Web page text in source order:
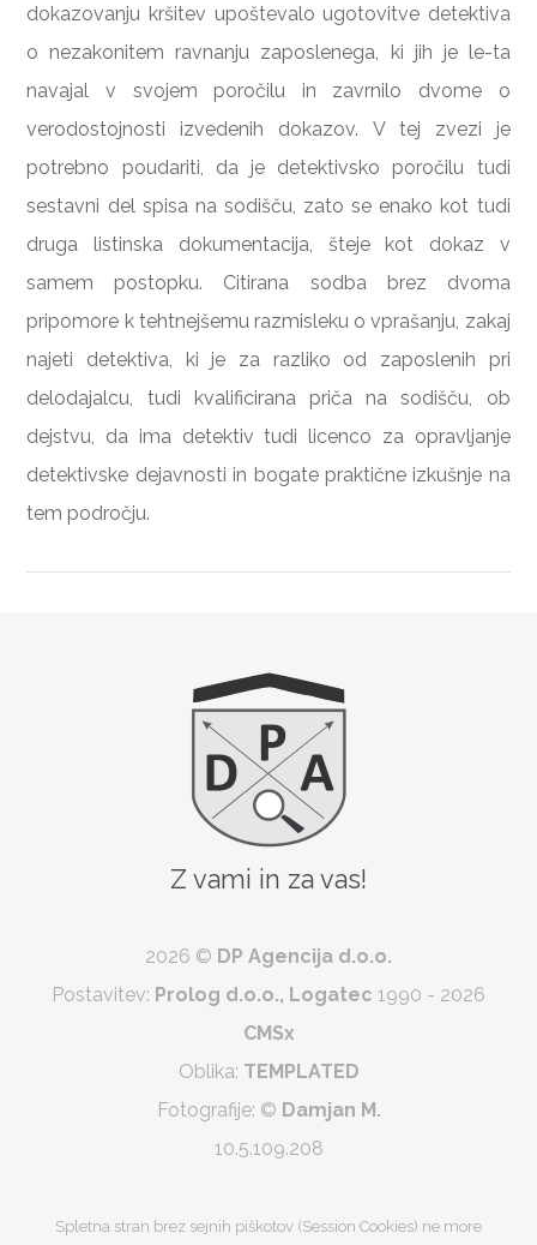
dokazovanju kršitev upoštevalo ugotovitve detektiva
o nezakonitem ravnanju zaposlenega, ki jih je le-ta
navajal v svojem poročilu in zavrnilo dvome o
verodostojnosti izvedenih dokazov. V tej zvezi je
potrebno poudariti, da je detektivsko poročilu tudi
sestavni del spisa na sodišču, zato se enako kot tudi
druga listinska dokumentacija, šteje kot dokaz v
samem postopku. Citirana sodba brez dvoma
pripomore k tehtnejšemu razmisleku o vprašanju, zakaj
najeti detektiva, ki je za razliko od zaposlenih pri
delodajalcu, tudi kvalificirana priča na sodišču, ob
dejstvu, da ima detektiv tudi licenco za opravljanje
detektivske dejavnosti in bogate praktične izkušnje na
tem področju.
Z vami in za vas!
2026 © DP Agencija d.o.o.
Postavitev: Prolog d.o.o., Logatec 1990 - 2026
CMSx
Oblika: TEMPLATED
Fotografije: © Damjan M.
10.5.109.208
Spletna stran brez sejnih piškotov (Session Cookies) ne more